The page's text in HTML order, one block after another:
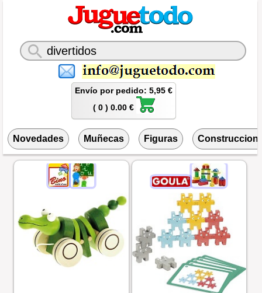
Envío por pedido: 5,95 €
( 0 ) 0.00 €
Novedades Muñecas Figuras